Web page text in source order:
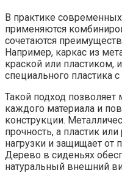
В практике
применяются
сочетаются
Например, каркас из
краской или пластиком,
специального пластика
Такой подход позволяет
каждого материала и
конструкции.
прочность, а пластик
нагрузки и защищает от
Дерево в сиденьях
натуральный внешний